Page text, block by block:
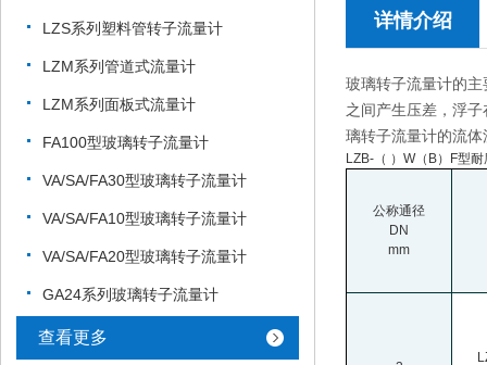
LZS系列塑料管转子流量计
LZM系列管道式流量计
LZM系列面板式流量计
FA100型玻璃转子流量计
VA/SA/FA30型玻璃转子流量计
VA/SA/FA10型玻璃转子流量计
VA/SA/FA20型玻璃转子流量计
GA24系列玻璃转子流量计
查看更多
详情介绍
玻璃转子流量计的
之间产生压差，浮
璃转子流量计的流
LZB- （ ）W（B）F型
公称通径
DN
mm